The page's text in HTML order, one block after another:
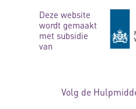
Deze website
wordt gemaakt
met subsidie
van
Volg de